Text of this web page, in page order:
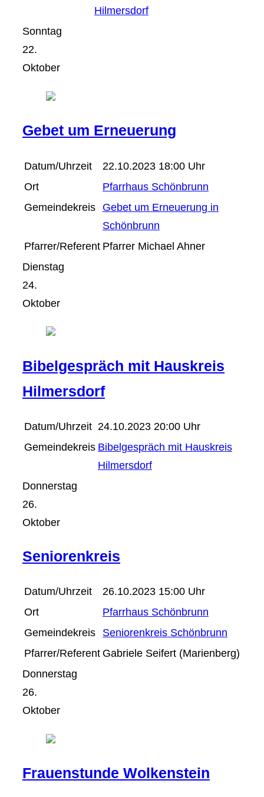
Hilmersdorf
Sonntag
22.
Oktober
Gebet um Erneuerung
Datum/Uhrzeit
22.10.2023 18:00 Uhr
Ort
Pfarrhaus Schönbrunn
Gemeindekreis
Gebet um Erneuerung in
Schönbrunn
Pfarrer/Referent Pfarrer Michael Ahner
Dienstag
24.
Oktober
Bibelgespräch mit Hauskreis
Hilmersdorf
Datum/Uhrzeit 24.10.2023 20:00 Uhr
Gemeindekreis Bibelgespräch mit Hauskreis
Hilmersdorf
Donnerstag
26.
Oktober
Seniorenkreis
Datum/Uhrzeit
26.10.2023 15:00 Uhr
Ort
Pfarrhaus Schönbrunn
Gemeindekreis
Seniorenkreis Schönbrunn
Pfarrer/Referent Gabriele Seifert (Marienberg)
Donnerstag
26.
Oktober
Frauenstunde Wolkenstein